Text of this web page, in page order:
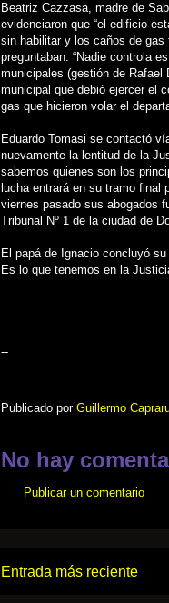
Beatriz Cazzasa, madre de
evidenciaron que “el edificio
sin habilitar y los caños de gas
preguntaban: “Nadie controla
municipales (gestión de
municipal que debió ejercer el
gas que hicieron volar el
Eduardo Tomasi se contactó
nuevamente la lentitud de la
sabemos quienes son los
lucha entrará en su tramo final
viernes pasado sus abogados
Tribunal Nº 1 de la ciudad de
El papá de Ignacio concluyó
Es lo que tenemos en la
--
Publicado por Guillermo
No hay
Publicar un comentario
Entrada más reciente